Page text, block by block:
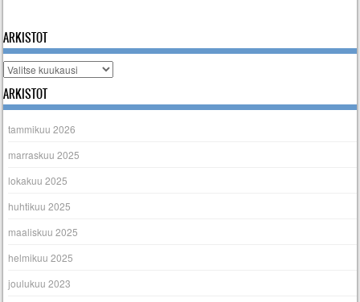
ARKISTOT
Arkistot
ARKISTOT
tammikuu 2026
marraskuu 2025
lokakuu 2025
huhtikuu 2025
maaliskuu 2025
helmikuu 2025
joulukuu 2023